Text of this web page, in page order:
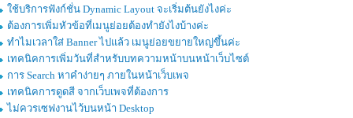
ใช้บริการฟังก์ชั่น Dynamic Layout จะเริ่มต้นยังไงค่ะ
ต้องการเพิ่มหัวข้อที่เมนูย่อยต้องทำยังไงบ้างค่ะ
ทำไมเวลาใส่ Banner ไปแล้ว เมนูย่อยขยายใหญ่ขึ้นค่ะ
เทคนิคการเพิ่มวันที่สำหรับบทความหน้าบนหน้าเว็บไซต์
การ Search หาคำง่ายๆ ภายในหน้าเว็บเพจ
เทคนิคการดูดสี จากเว็บเพจที่ต้องการ
ไม่ควรเซฟงานไว้บนหน้า Desktop